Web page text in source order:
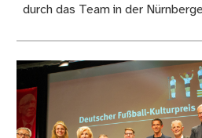
durch das Team in der